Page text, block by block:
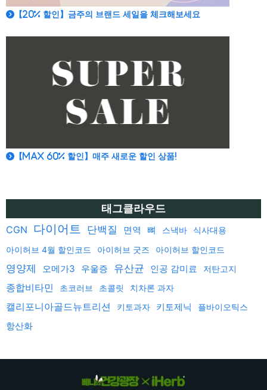
【20% 할인】금주의 브랜드 세일을 체크해보세요
【MAX 60% 할인】매주 새로운 할인 상품!
태그클라우드
CGN 다이어트 단백질 면역 뼈 스낵바
식사대용
아이허브 4월 할인코드
아이허브 굿즈 아이허브 할인코드
영양제 오메가3 우울증 유산균 인공 감미료 저탄고지
종합비타민 초코러브 초콜릿 치차론 과자
캘리포니아골드뉴트리션 키토과자 키토제닉 플바이오틱스
항산화